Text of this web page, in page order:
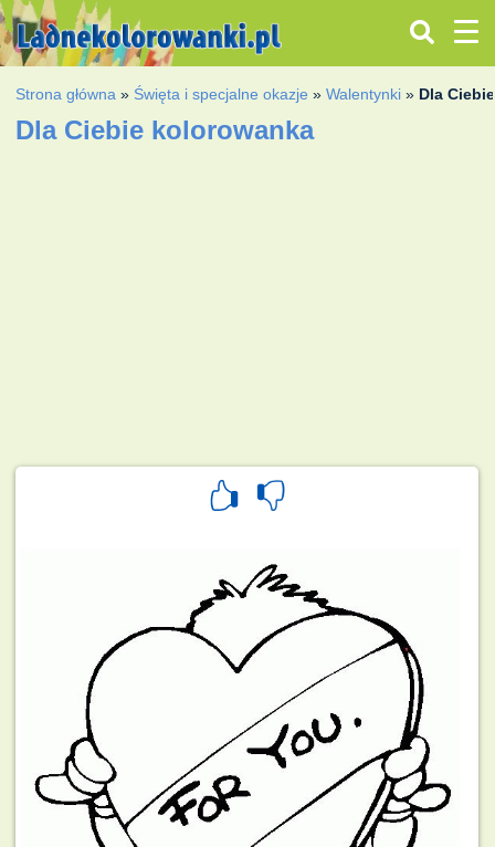
Strona główna » Święta i specjalne okazje »Walentynki » Dla Ciebie
Dla Ciebie kolorowanka